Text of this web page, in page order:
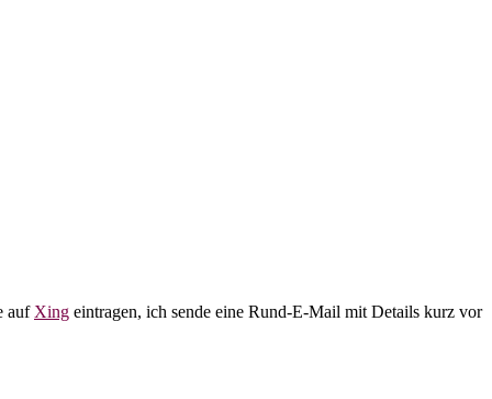
auf Xing eintragen, ich sende eine Rund-E-Mail mit Details kurz vor